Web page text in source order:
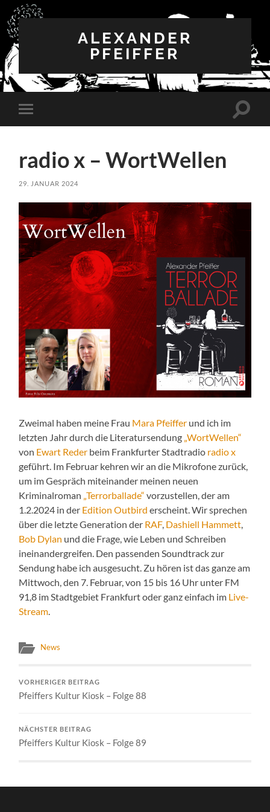
ALEXANDER
PFEIFFER
Mobile-
Menü
radio x – WortWellen
29. JANUAR 2024
Zweimal haben meine Frau Mara Pfeiffer und ich im
letzten Jahr durch die Literatursendung „WortWellen“
von Ewart Reder beim Frankfurter Stadtradio radio x
geführt. Im Februar kehren wir an die Mikrofone zurück,
um im Gespräch miteinander meinen neuen
Kriminalroman „Terrorballade“ vorzustellen, der am
1.2.2024 in der Edition Outbird erscheint. Wir sprechen
über die letzte Generation der RAF, Dashiell Hammett
Bob Dylan und die Frage, wie Leben und Schreiben
ineinandergreifen. Den passenden Soundtrack zur
Sendung habe ich ausgesucht. Zu hören ist das ganze am
Mittwoch, den 7. Februar, von 15 bis 16 Uhr unter FM
91,8 im Stadtgebiet Frankfurt oder ganz einfach im Live-
Stream
News
VORHERIGER BEITRAG
Pfeiffers Kultur Kiosk – Folge 88
NÄCHSTER BEITRAG
Pfeiffers Kultur Kiosk – Folge 89